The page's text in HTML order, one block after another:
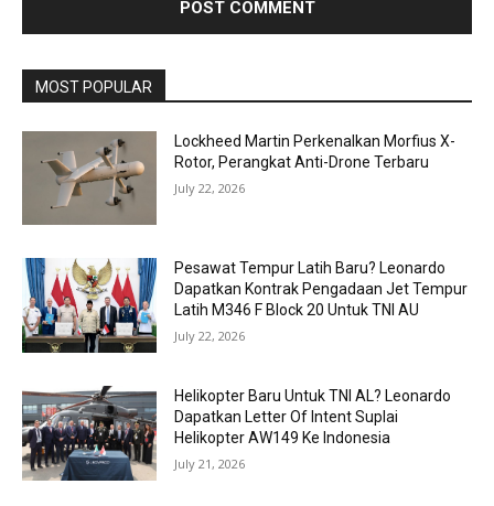
MOST POPULAR
Lockheed Martin Perkenalkan Morfius X-
Rotor, Perangkat Anti-Drone Terbaru
July 22, 2026
Pesawat Tempur Latih Baru? Leonardo
Dapatkan Kontrak Pengadaan Jet Tempur
Latih M346 F Block 20 Untuk TNI AU
July 22, 2026
Helikopter Baru Untuk TNI AL? Leonardo
Dapatkan Letter Of Intent Suplai
Helikopter AW149 Ke Indonesia
July 21, 2026